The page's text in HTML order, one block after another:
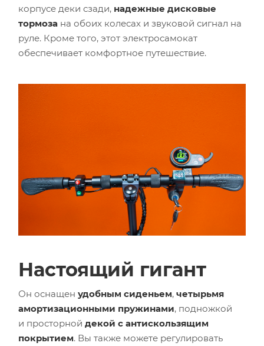
корпусе деки сзади, надежные дисковые
тормоза на обоих колесах и звуковой сигнал на
руле. Кроме того, этот электросамокат
обеспечивает комфортное путешествие.
Настоящий гигант
Он оснащен удобным сиденьем, четырьмя
амортизационными пружинами, подножкой
и просторной декой с антискользящим
покрытием. Вы также можете регулировать